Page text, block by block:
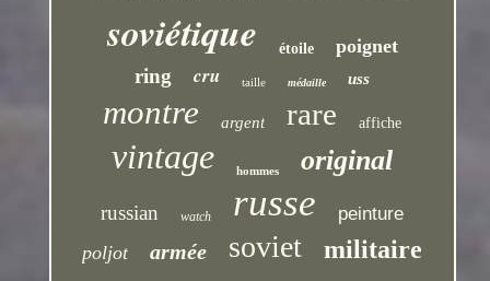
soviétique étoile poignet
ring cru taille médaille uss
montre argent rare affiche
vintage hommes original
russian watch russe peinture
poljot armée soviet militaire